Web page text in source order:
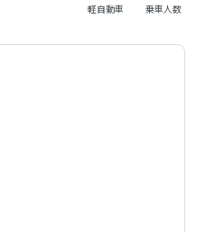
軽自動車 乗車人数